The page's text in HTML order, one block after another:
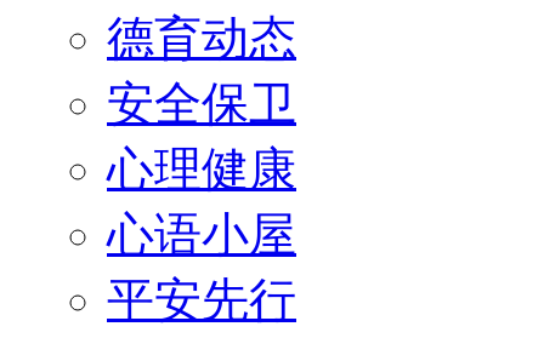
德育动态
安全保卫
心理健康
心语小屋
平安先行